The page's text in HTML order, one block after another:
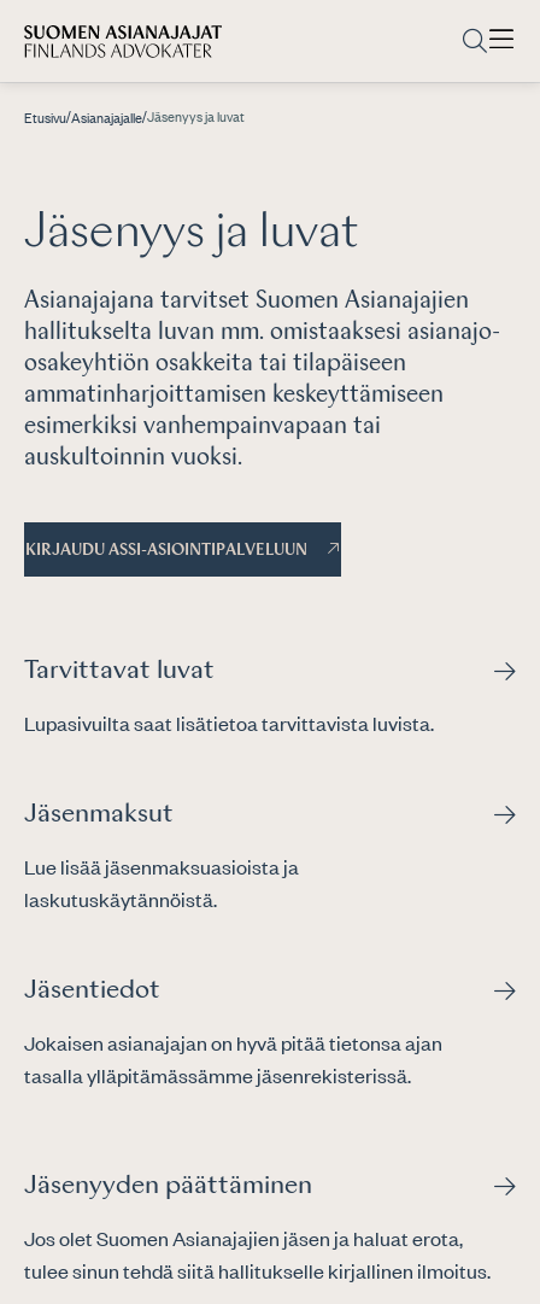
Etusivu/Asianajajalle/Jäsenyys ja luvat
Jäsenyys ja luvat
Asianajajana tarvitset Suomen Asianajajien
hallitukselta luvan mm. omistaaksesi asianajo-
osakeyhtiön osakkeita tai tilapäiseen
ammatinharjoittamisen keskeyttämiseen
esimerkiksi vanhempainvapaan tai
auskultoinnin vuoksi.
KIRJAUDU ASSI-ASIOINTIPALVELUUN
Tarvittavat luvat
Lupasivuilta saat lisätietoa tarvittavista luvista.
Jäsenmaksut
Lue lisää jäsenmaksuasioista ja
laskutuskäytännöistä.
Jäsentiedot
Jokaisen asianajajan on hyvä pitää tietonsa ajan
tasalla ylläpitämässämme jäsenrekisterissä.
Jäsenyyden päättäminen
Jos olet Suomen Asianajajien jäsen ja haluat erota,
tulee sinun tehdä siitä hallitukselle kirjallinen ilmoitus.